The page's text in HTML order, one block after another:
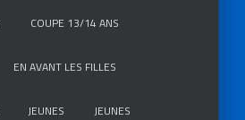
COUPE 13/14 ANS
EN AVANT LES FILLES
JEUNES JEUNES